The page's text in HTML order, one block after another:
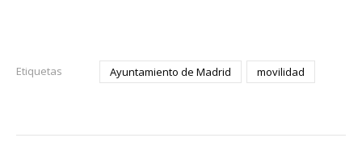
Etiquetas Ayuntamiento de Madrid movilidad